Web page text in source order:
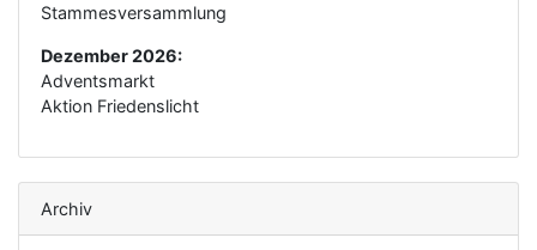
Stammesversammlung
Dezember 2026:
Adventsmarkt
Aktion Friedenslicht
Archiv